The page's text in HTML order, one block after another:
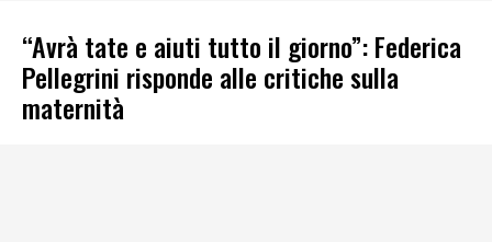
“Avrà tate e aiuti tutto il giorno”: Federica
Pellegrini risponde alle critiche sulla
maternità